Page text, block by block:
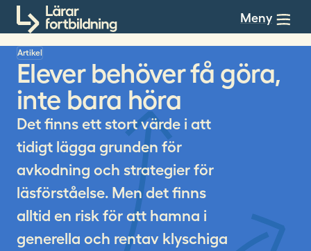
Till innehållet Meny
Artikel
Elever behöver få göra,
inte bara höra
Det finns ett stort värde i att
tidigt lägga grunden för
avkodning och strategier för
läsförståelse. Men det finns
alltid en risk för att hamna i
generella och rentav klyschiga